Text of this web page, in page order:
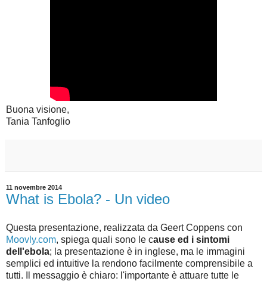
Buona visione,
Tania Tanfoglio
11 novembre 2014
What is Ebola? - Un video
Questa presentazione, realizzata da Geert Coppens con
Moovly.com, spiega quali sono le cause ed i sintomi
dell'ebola; la presentazione è in inglese, ma le immagini
semplici ed intuitive la rendono facilmente comprensibile a
tutti. Il messaggio è chiaro: l'importante è attuare tutte le